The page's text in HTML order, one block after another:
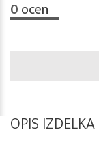
0ocen
OPIS IZDELKA